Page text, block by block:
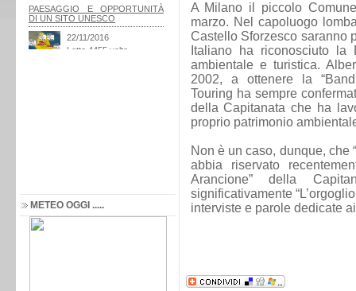
METEO OGGI .....
A Milano il piccolo
marzo. Nel capoluogo
Castello Sforzesco saranno
Italiano ha riconosciuto la
ambientale e turistica.
2002, a ottenere la
Touring ha sempre
della Capitanata che ha
proprio patrimonio
Non è un caso, dunque, che
abbia riservato
Arancione” della
significativamente
interviste e parole dedicate